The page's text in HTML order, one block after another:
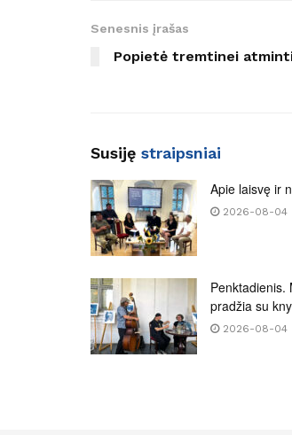
Senesnis įrašas
Popietė tremtinei
Susiję straipsniai
Apie laisvę ir
2026-08-04
Penktadienis.
pradžia su
2026-08-04